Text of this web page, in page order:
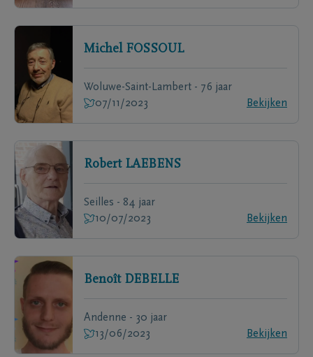
Michel FOSSOUL
Woluwe-Saint-Lambert - 76 jaar
07/11/2023
Bekijken
Robert LAEBENS
Seilles - 84 jaar
10/07/2023
Bekijken
Benoît DEBELLE
Andenne - 30 jaar
13/06/2023
Bekijken